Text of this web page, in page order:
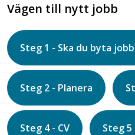
Vägen till nytt jobb
Steg 1 - Ska du byta
Steg 2 - Planera
Steg 4 - CV Steg